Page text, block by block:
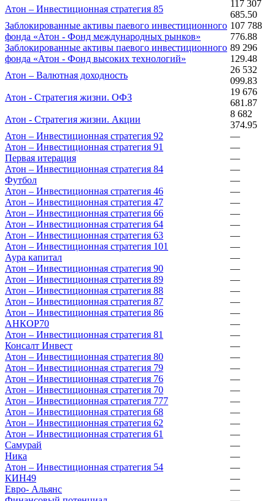
Атон – Инвестиционная стратегия 85
117 307
685.50
Заблокированные активы паевого инвестиционного
фонда «Атон - Фонд международных рынков»
107 788
776.88
Заблокированные активы паевого инвестиционного
фонда «Атон - Фонд высоких технологий»
89 296
129.48
Атон – Валютная доходность
26 532
099.83
Атон - Стратегия жизни. ОФЗ
19 676
681.87
Атон - Стратегия жизни. Акции
8 682
374.95
Атон – Инвестиционная стратегия 92
—
Атон – Инвестиционная стратегия 91
—
Первая итерация
—
Атон – Инвестиционная стратегия 84
—
Футбол
—
Атон – Инвестиционная стратегия 46
—
Атон – Инвестиционная стратегия 47
—
Атон – Инвестиционная стратегия 66
—
Атон – Инвестиционная стратегия 64
—
Атон – Инвестиционная стратегия 63
—
Атон – Инвестиционная стратегия 101
—
Аура капитал
—
Атон – Инвестиционная стратегия 90
—
Атон – Инвестиционная стратегия 89
—
Атон – Инвестиционная стратегия 88
—
Атон – Инвестиционная стратегия 87
—
Атон – Инвестиционная стратегия 86
—
АНКОР70
—
Атон – Инвестиционная стратегия 81
—
Консалт Инвест
—
Атон – Инвестиционная стратегия 80
—
Атон – Инвестиционная стратегия 79
—
Атон – Инвестиционная стратегия 76
—
Атон – Инвестиционная стратегия 70
—
Атон – Инвестиционная стратегия 777
—
Атон – Инвестиционная стратегия 68
—
Атон – Инвестиционная стратегия 62
—
Атон – Инвестиционная стратегия 61
—
Самурай
—
Ника
—
Атон – Инвестиционная стратегия 54
—
КИН49
—
Евро- Альянс
—